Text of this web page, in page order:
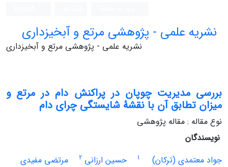
نشریه علمی - پژوهشی مرتع و آبخیزداری
نشریه علمی - پژوهشی مرتع و آبخیزداری
بررسی مدیریت چوپان در پراکنش دام در مرتع و
میزان تطابق آن با نقشۀ شایستگی چرای دام
نوع مقاله : مقاله پژوهشی
نویسندگان
جواد معتمدی (ترکان)
1 حسین ارزانی 2 مرتضی مفیدی